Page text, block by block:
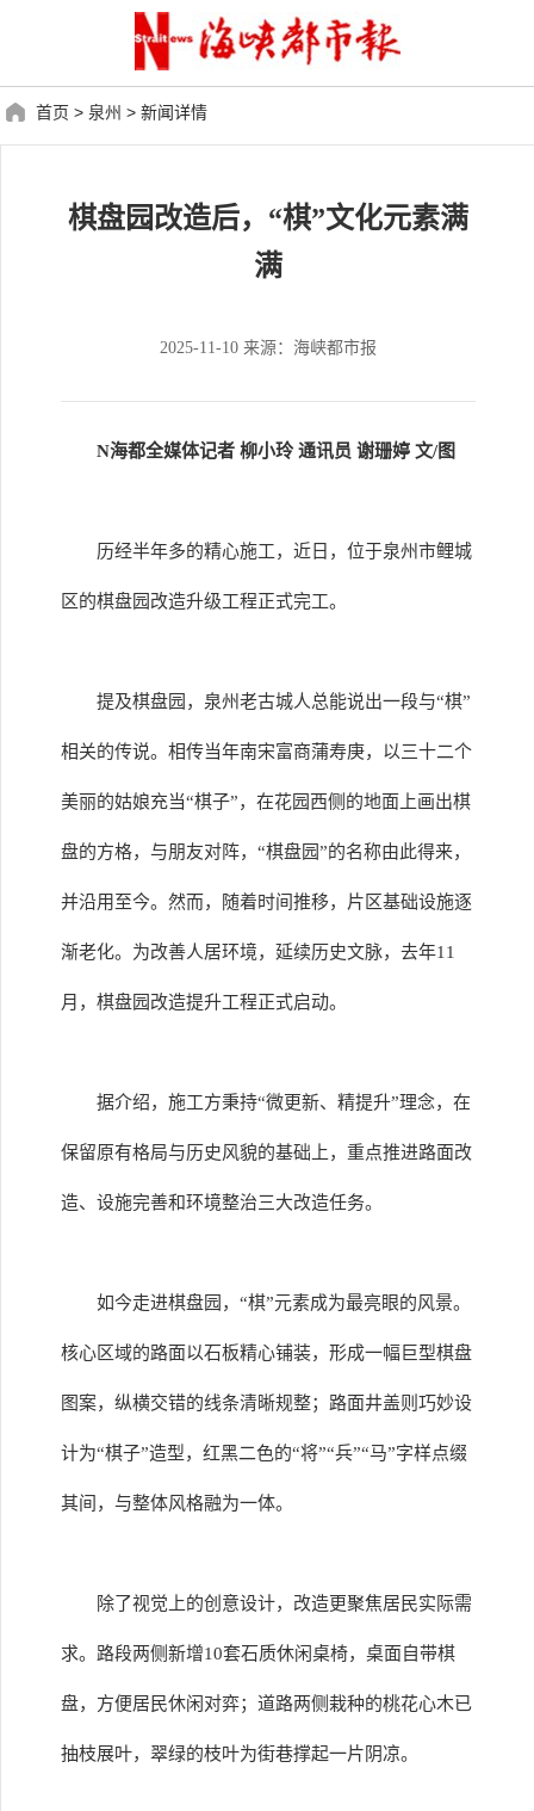
首页 > 泉州 > 新闻详情
棋盘园改造后，“棋”文化元素满
满
2025-11-10 来源：海峡都市报
N海都全媒体记者 柳小玲 通讯员 谢珊婷 文/图
历经半年多的精心施工，近日，位于泉州市鲤城
区的棋盘园改造升级工程正式完工。
提及棋盘园，泉州老古城人总能说出一段与“棋”
相关的传说。相传当年南宋富商蒲寿庚，以三十二个
美丽的姑娘充当“棋子”，在花园西侧的地面上画出棋
盘的方格，与朋友对阵，“棋盘园”的名称由此得来，
并沿用至今。然而，随着时间推移，片区基础设施逐
渐老化。为改善人居环境，延续历史文脉，去年11
月，棋盘园改造提升工程正式启动。
据介绍，施工方秉持“微更新、精提升”理念，在
保留原有格局与历史风貌的基础上，重点推进路面改
造、设施完善和环境整治三大改造任务。
如今走进棋盘园，“棋”元素成为最亮眼的风景。
核心区域的路面以石板精心铺装，形成一幅巨型棋盘
图案，纵横交错的线条清晰规整；路面井盖则巧妙设
计为“棋子”造型，红黑二色的“将”“兵”“马”字样点缀
其间，与整体风格融为一体。
除了视觉上的创意设计，改造更聚焦居民实际需
求。路段两侧新增10套石质休闲桌椅，桌面自带棋
盘，方便居民休闲对弈；道路两侧栽种的桃花心木已
抽枝展叶，翠绿的枝叶为街巷撑起一片阴凉。